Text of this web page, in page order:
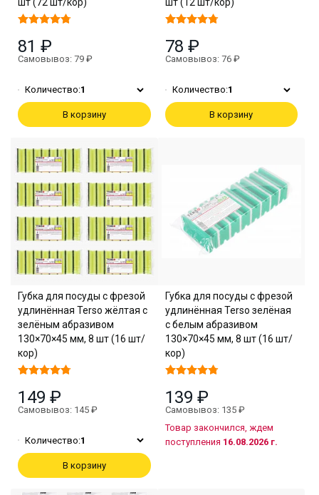
81 ₽
Самовывоз: 79 ₽
Количество:1
В корзину
78 ₽
Самовывоз: 76 ₽
Количество:1
В корзину
Губка для посуды с фрезой
удлинённая Terso жёлтая с
зелёным абразивом
130×70×45 мм, 8 шт (16 шт/
кор)
149 ₽
Самовывоз: 145 ₽
Количество:1
В корзину
Губка для посуды с фрезой
удлинённая Terso зелёная
с белым абразивом
130×70×45 мм, 8 шт (16 шт/
кор)
139 ₽
Самовывоз: 135 ₽
Товар закончился, ждем
поступления 16.08.2026 г.